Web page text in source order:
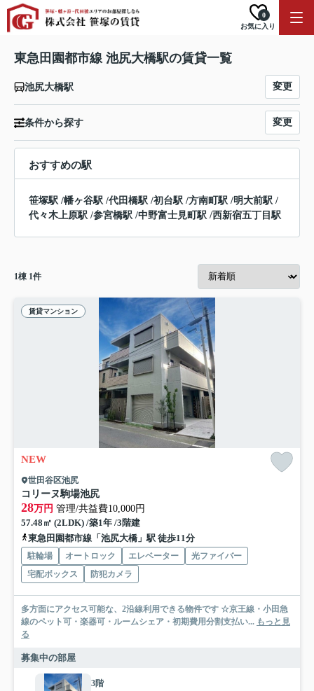
お気に入り
0
東急田園都市線 池尻大橋駅の賃貸一覧
池尻大橋駅 変更
条件から探す 変更
おすすめの駅
笹塚駅 /幡ヶ谷駅 /代田橋駅 /初台駅 /方南町駅 /明大前駅 /
代々木上原駅 /参宮橋駅 /中野富士見町駅 /西新宿五丁目駅
1棟 1件
賃貸マンション
NEW
世田谷区池尻
コリーヌ駒場池尻
28万円 管理/共益費10,000円
57.48㎡ (2LDK) /築1年 /3階建
東急田園都市線「池尻大橋」駅 徒歩11分
駐輪場 オートロック エレベーター
光ファイバー
宅配ボックス
防犯カメラ
多方面にアクセス可能な、2沿線利用できる物件です ☆京王線・小田急
線のペット可・楽器可・ルームシェア・初期費用分割支払い... もっと見
る
募集中の部屋
3階